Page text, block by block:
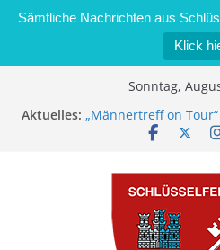
Sämtliche Nachrichten aus
Klick
Sonntag,
Aktuelles: „Männertreff on
der Schreinerei
Brand in Sägewerk
Kontrolle
Stadt Schlüsselfeld
Kindergartenplätze an
Dieseldiebstahl im